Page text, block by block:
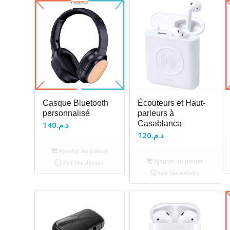
Casque Bluetooth
personnalisé
د.م.140
Ajouter au panier
Voir les détails
Écouteurs et Haut-
parleurs à
Casablanca
د.م.120
Ajouter au panier
Voir les détails